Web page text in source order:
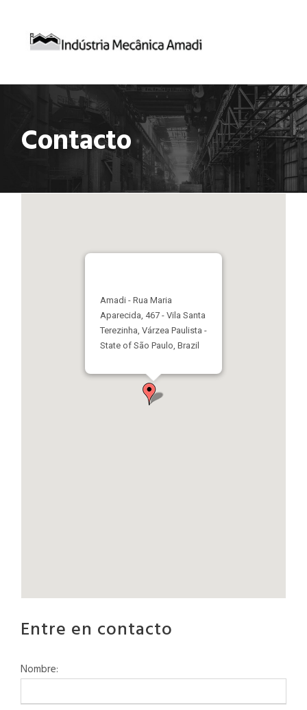
Contacto
Amadi - Rua Maria
Aparecida, 467 - Vila Santa
Terezinha, Várzea Paulista -
State of São Paulo, Brazil
Entre en contacto
Nombre: